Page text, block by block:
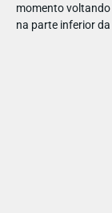
momento voltando
na parte inferior
acordo com a
habitat, devido à